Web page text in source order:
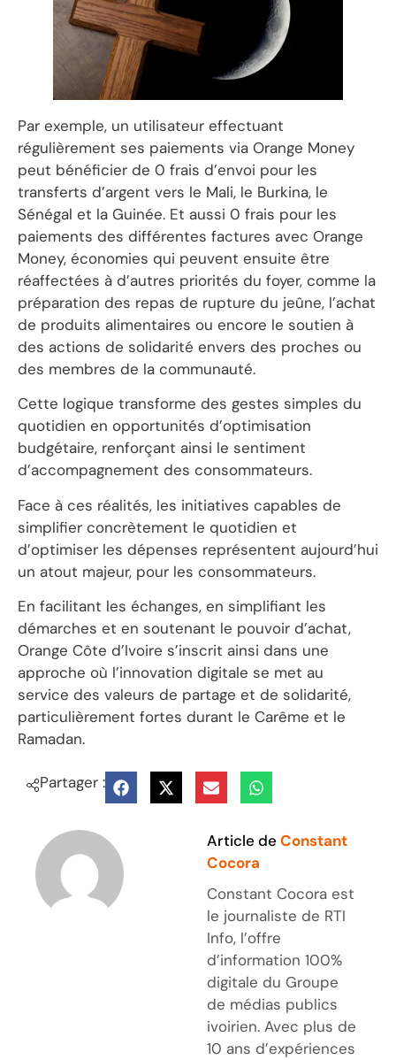
Par exemple, un utilisateur effectuant
régulièrement ses paiements via Orange Money
peut bénéficier de 0 frais d’envoi pour les
transferts d’argent vers le Mali, le Burkina, le
Sénégal et la Guinée. Et aussi 0 frais pour les
paiements des différentes factures avec Orange
Money, économies qui peuvent ensuite être
réaffectées à d’autres priorités du foyer, comme la
préparation des repas de rupture du jeûne, l’achat
de produits alimentaires ou encore le soutien à
des actions de solidarité envers des proches ou
des membres de la communauté.
Cette logique transforme des gestes simples du
quotidien en opportunités d’optimisation
budgétaire, renforçant ainsi le sentiment
d’accompagnement des consommateurs.
Face à ces réalités, les initiatives capables de
simplifier concrètement le quotidien et
d’optimiser les dépenses représentent aujourd’hui
un atout majeur, pour les consommateurs.
En facilitant les échanges, en simplifiant les
démarches et en soutenant le pouvoir d’achat,
Orange Côte d’Ivoire s’inscrit ainsi dans une
approche où l’innovation digitale se met au
service des valeurs de partage et de solidarité,
particulièrement fortes durant le Carême et le
Ramadan.
Partager :
Article de Constant
Cocora
Constant Cocora est
le journaliste de RTI
Info, l’offre
d’information 100%
digitale du Groupe
de médias publics
ivoirien. Avec plus de
10 ans d’expériences